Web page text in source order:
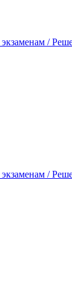
экзаменам /
экзаменам /